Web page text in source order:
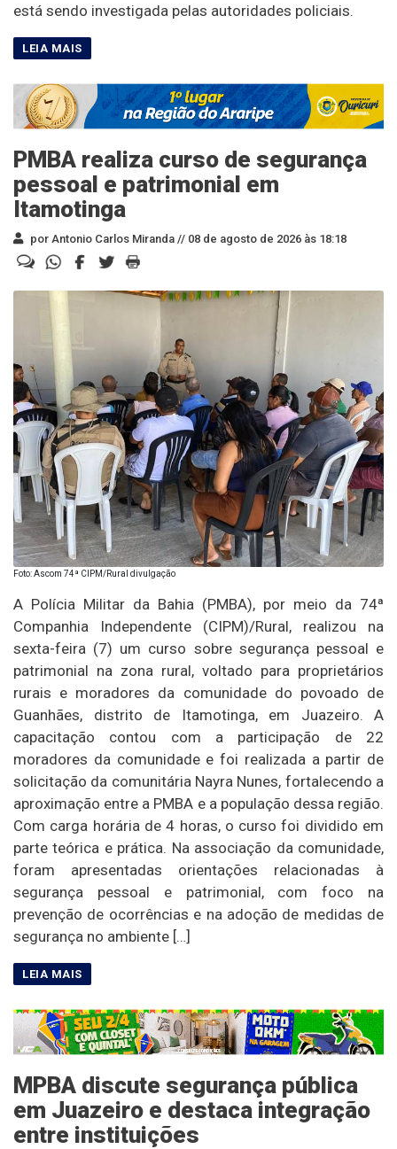
está sendo investigada pelas autoridades policiais.
PMBA realiza curso de segurança
pessoal e patrimonial em
Itamotinga
por Antonio Carlos Miranda // 08 de agosto de 2026 às 18:18
Foto: Ascom 74ª CIPM/Rural divulgação
A Polícia Militar da Bahia (PMBA), por meio da 74ª
Companhia Independente (CIPM)/Rural, realizou na
sexta-feira (7) um curso sobre segurança pessoal e
patrimonial na zona rural, voltado para proprietários
rurais e moradores da comunidade do povoado de
Guanhães, distrito de Itamotinga, em Juazeiro. A
capacitação contou com a participação de 22
moradores da comunidade e foi realizada a partir de
solicitação da comunitária Nayra Nunes, fortalecendo a
aproximação entre a PMBA e a população dessa região.
Com carga horária de 4 horas, o curso foi dividido em
parte teórica e prática. Na associação da comunidade,
foram apresentadas orientações relacionadas à
segurança pessoal e patrimonial, com foco na
prevenção de ocorrências e na adoção de medidas de
segurança no ambiente […]
MPBA discute segurança pública
em Juazeiro e destaca integração
entre instituições